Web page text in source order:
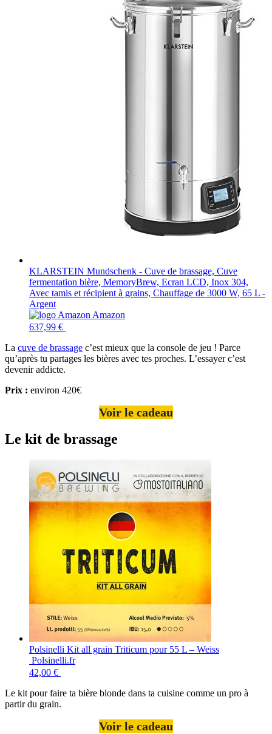
KLARSTEIN Mundschenk - Cuve de brassage, Cuve
fermentation bière, MemoryBrew, Ecran LCD, Inox 304,
Avec tamis et récipient à grains, Chauffage de 3000 W, 65 L -
Argent
Amazon
637,99 €
La cuve de brassage c’est mieux que la console de jeu ! Parce
qu’après tu partages les bières avec tes proches. L’essayer c’est
devenir addicte.
Prix : environ 420€
Voir le cadeau
Le kit de brassage
Polsinelli Kit all grain Triticum pour 55 L – Weiss
Polsinelli.fr
42,00 €
Le kit pour faire ta bière blonde dans ta cuisine comme un pro à
partir du grain.
Voir le cadeau